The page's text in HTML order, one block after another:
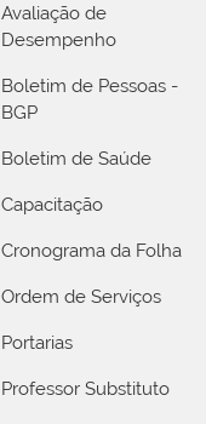
Avaliação de
Desempenho
Boletim de Pessoas -
BGP
Boletim de Saúde
Capacitação
Cronograma da Folha
Ordem de Serviços
Portarias
Professor Substituto